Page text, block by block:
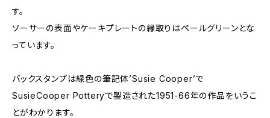
す。
ソーサーの表面やケーキプレートの縁取りはペールグリーンとな
っています。
バックスタンプは緑色の筆記体’Susie Cooper’で
SusieCooper Potteryで製造された1951-66年の作品をいうこ
とがわかります。